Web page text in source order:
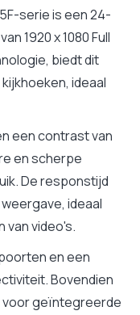
serie is een 24-
1920 x 1080 Full
biedt dit
ideaal
een contrast van
en scherpe
De responstijd
ideaal
van video's.
en een
Bovendien
geïntegreerde